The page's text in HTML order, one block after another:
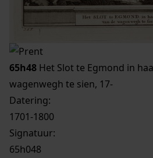
65h48 Het Slot te Egmond in
wagenwegh te sien, 17-
Datering:
1701-1800
Signatuur:
65h048